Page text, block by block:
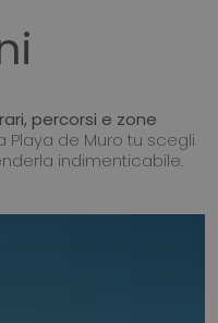
percorsi e zone
Playa de Muro tu scegli
indimenticabile.